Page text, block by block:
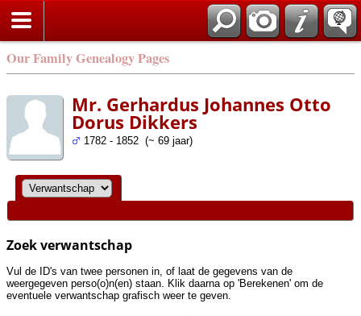
Our Family Genealogy Pages
Mr. Gerhardus Johannes Otto
Dorus Dikkers
1782 - 1852 (~ 69 jaar)
Zoek verwantschap
Vul de ID's van twee personen in, of laat de gegevens van de
weergegeven perso(o)n(en) staan. Klik daarna op 'Berekenen' om de
eventuele verwantschap grafisch weer te geven.